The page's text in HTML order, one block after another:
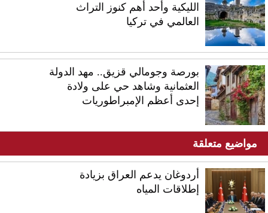
الليكية وأحد أهم كنوز التراث
العالمي في تركيا
بورصة وجومالي قزيق.. مهد الدولة
العثمانية وشاهد حي على ولادة
إحدى أعظم الإمبراطوريات
مواضيع متعلقة
أردوغان يدعم العراق بزيادة
إطلاقات المياه